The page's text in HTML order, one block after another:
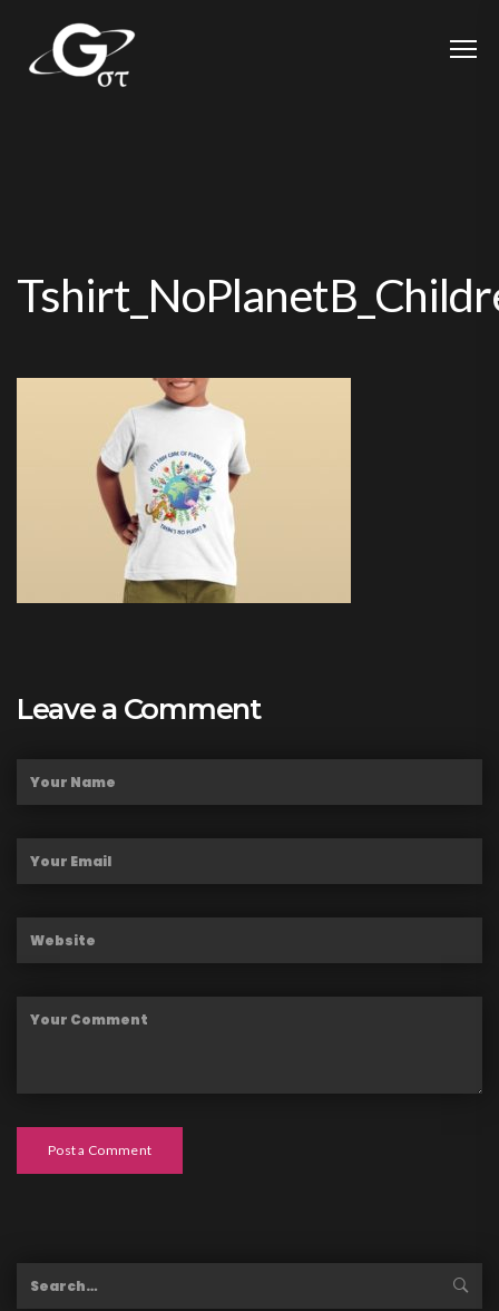
Leave a Comment
Post a Comment